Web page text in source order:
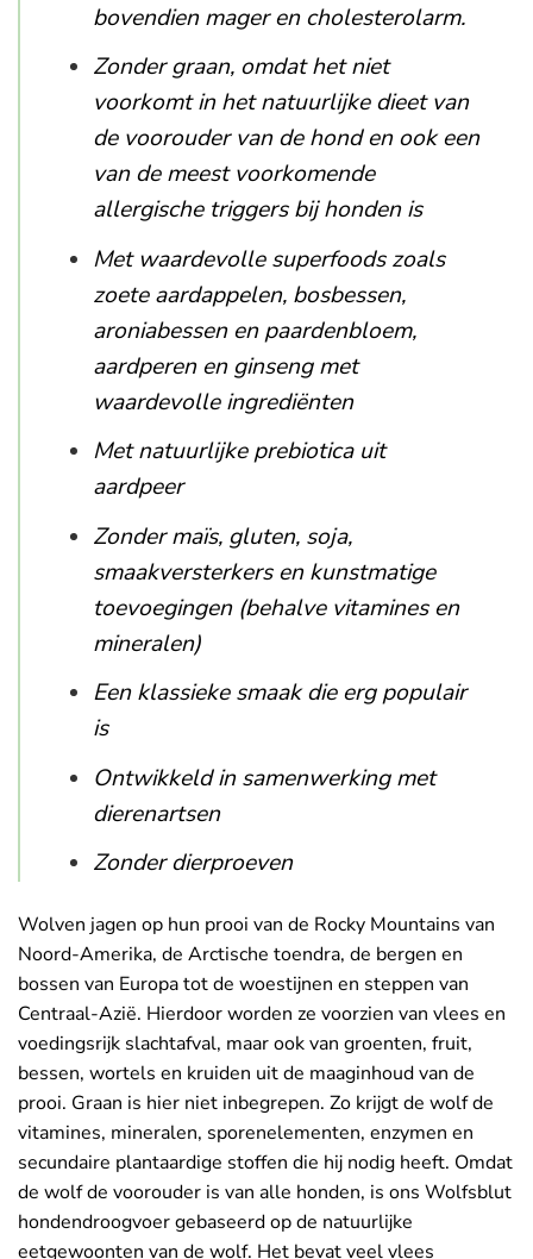
bovendien mager en cholesterolarm.
Zonder graan, omdat het niet
voorkomt in het natuurlijke dieet van
de voorouder van de hond en ook een
van de meest voorkomende
allergische triggers bij honden is
Met waardevolle superfoods zoals
zoete aardappelen, bosbessen,
aroniabessen en paardenbloem,
aardperen en ginseng met
waardevolle ingrediënten
Met natuurlijke prebiotica uit
aardpeer
Zonder maïs, gluten, soja,
smaakversterkers en kunstmatige
toevoegingen (behalve vitamines en
mineralen)
Een klassieke smaak die erg populair
is
Ontwikkeld in samenwerking met
dierenartsen
Zonder dierproeven
Wolven jagen op hun prooi van de Rocky Mountains van
Noord-Amerika, de Arctische toendra, de bergen en
bossen van Europa tot de woestijnen en steppen van
Centraal-Azië. Hierdoor worden ze voorzien van vlees en
voedingsrijk slachtafval, maar ook van groenten, fruit,
bessen, wortels en kruiden uit de maaginhoud van de
prooi. Graan is hier niet inbegrepen. Zo krijgt de wolf de
vitamines, mineralen, sporenelementen, enzymen en
secundaire plantaardige stoffen die hij nodig heeft. Omdat
de wolf de voorouder is van alle honden, is ons Wolfsblut
hondendroogvoer gebaseerd op de natuurlijke
eetgewoonten van de wolf. Het bevat veel vlees